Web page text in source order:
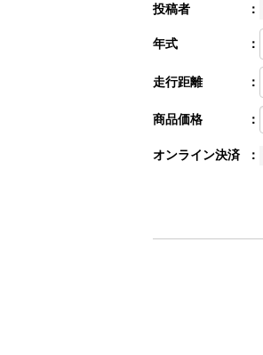
投稿者 ：
年式 ：
走行距離 ：
商品価格 ：
オンライン決済 ：